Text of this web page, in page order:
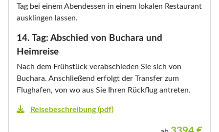
Tag bei einem Abendessen in einem lokalen Restaurant
ausklingen lassen.
14. Tag: Abschied von Buchara und
Heimreise
Nach dem Frühstück verabschieden Sie sich von
Buchara. Anschließend erfolgt der Transfer zum
Flughafen, von wo aus Sie Ihren Rückflug antreten.
Reisebeschreibung (pdf)